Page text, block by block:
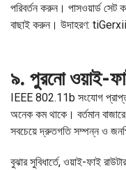
পরিবর্তন করুন। পাসওয়ার্ড
বাছাই করুন। উদাহরণ:
৯. পুরনো ওয়াই-
IEEE 802.11b সংযোগ প্রাপ্ত
অনেক কম থাকে। বর্তমান
সবচেয়ে দ্রুতগতি সম্পন্ন ও
বুঝার সুবিধার্তে, ওয়াই-ফাই